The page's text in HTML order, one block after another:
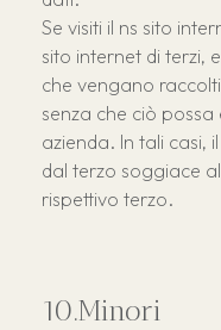
Se visiti il ns sito
sito internet di terzi,
che vengano
senza che ciò
azienda. In tali casi,
dal terzo soggiace
rispettivo terzo.
Minori